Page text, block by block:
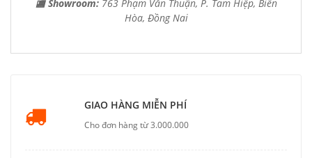
🏬 Showroom: 763 Phạm Văn Thuận, P. Tam Hiệp, Biên
Hòa, Đồng Nai
GIAO HÀNG MIỄN PHÍ
Cho đơn hàng từ 3.000.000